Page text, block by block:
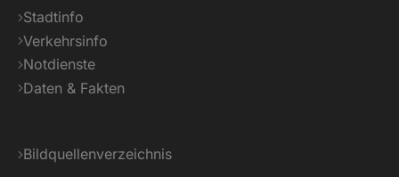
Stadtinfo
Verkehrsinfo
Notdienste
Daten & Fakten
Bildquellenverzeichnis